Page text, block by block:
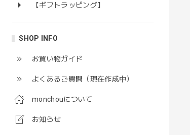
【ギフトラッピング】
SHOP INFO
お買い物ガイド
よくあるご質問（現在作成中）
monchouについて
お知らせ